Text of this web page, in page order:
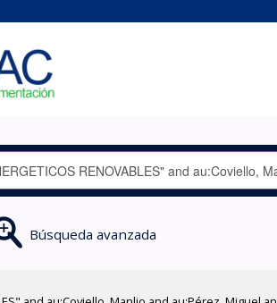
Búsqueda avanzada